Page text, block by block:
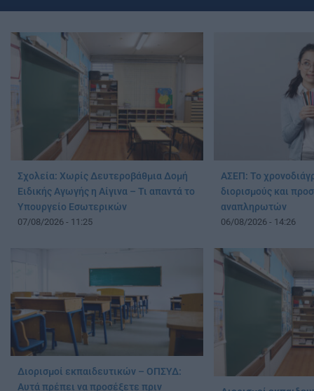
Σχολεία: Χωρίς Δευτεροβάθμια Δομή
Ειδικής Αγωγής η Αίγινα – Τι απαντά το
Υπουργείο Εσωτερικών
07/08/2026 - 11:25
ΑΣΕΠ: Το
διορισμούς και
αναπληρωτών
06/08/2026 - 14:26
Διορισμοί εκπαιδευτικών – ΟΠΣΥΔ:
Αυτά πρέπει να προσέξετε πριν